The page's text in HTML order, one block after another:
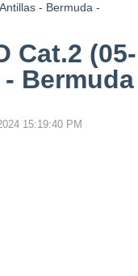
- Bermuda -
Cat.2 (05-
Bermuda
15:19:40 PM